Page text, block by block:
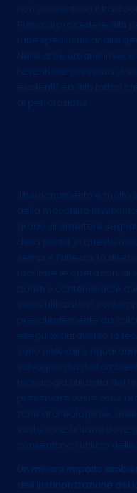
non consentono il
Prima di procedere alla
fatte specifiche analisi
Nelle aree urbane
l’eventuale presenza di
esistenti) ed altri fattori
di perforazione.
Il funzionamento è
della macchina
grado di emettere
della punta. In questo
sempre l’altezza, la
facilitare le operazioni di
pareti e contenendole
viene utilizzato in
prevalentemente da
eseguito attraverso la
sono notevoli e
salvaguardia
tecnologia utilizzata del
preservare vaste zone
zone archeologiche,
vaste zone urbane dove
consentono l’utilizzo
Un minore impatto
dell’insonorizzazione